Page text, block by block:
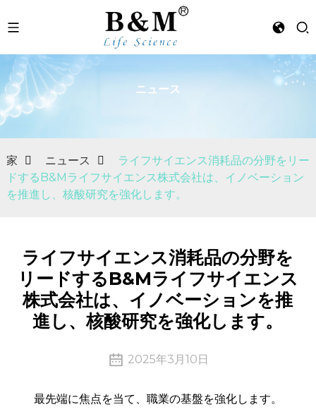
ニュース
家 ニュース
ライフサイエンス消耗品の分野をリー
ドするB&Mライフサイエンス株式会社は、イノベーション
を推進し、核酸研究を強化します。
ライフサイエンス消耗品の分野を
リードするB&Mライフサイエンス
株式会社は、イノベーションを推
進し、核酸研究を強化します。
2025年3月10日
最先端に焦点を当て、職業の基盤を強化します。